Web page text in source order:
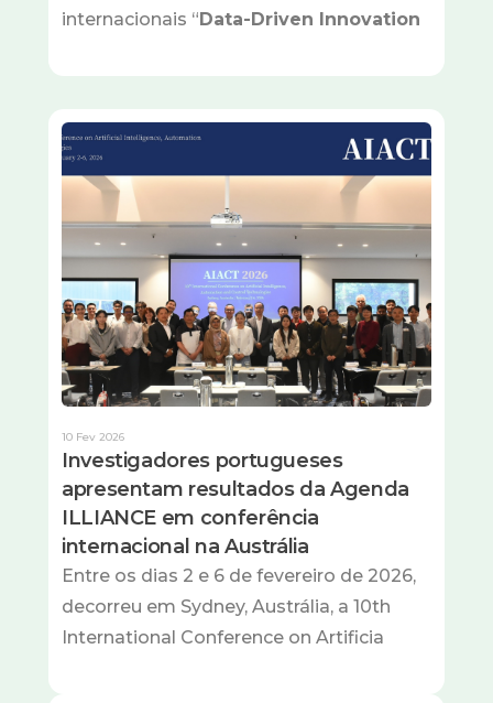
internacionais “Data-Driven Innovation
Imagem
10 Fev 2026
Investigadores portugueses
apresentam resultados da Agenda
ILLIANCE em conferência
internacional na Austrália
Entre os dias 2 e 6 de fevereiro de 2026,
decorreu em Sydney, Austrália, a 10th
International Conference on Artificia